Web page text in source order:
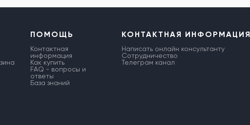
ПОМОЩЬ
Контактная
информация
Как купить
FAQ - вопросы и
ответы
База знаний
КОНТАКТНАЯ ИНФОРМАЦИЯ
Написать онлайн консультанту
Сотрудничество
Телеграм канал